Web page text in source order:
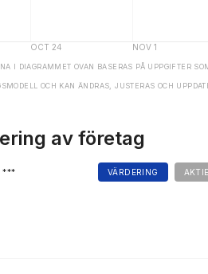
I DIAGRAMMET OVAN BASERAS PÅ UPPGIFTER
OCH KAN ÄNDRAS, JUSTERAS OCH
av företag
VÄRDERING
***